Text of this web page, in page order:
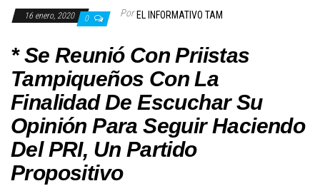
16 enero, 2020 0 Por EL INFORMATIVO TAM
* Se Reunió Con Priistas
Tampiqueños Con La
Finalidad De Escuchar Su
Opinión Para Seguir Haciendo
Del PRI, Un Partido
Propositivo